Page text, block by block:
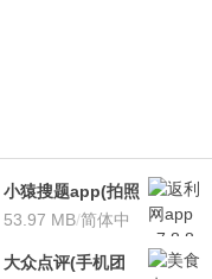
小猿搜题app(拍照
搜题利器)V9.7.2安
53.97 MB/简体中
大众点评(手机团